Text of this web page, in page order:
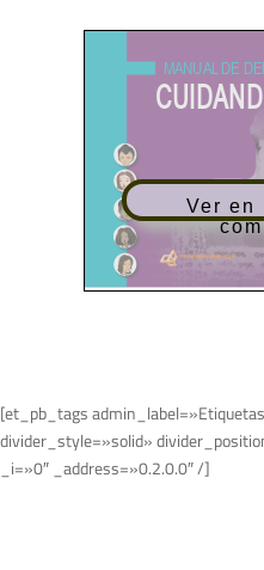
Ver en
[et_pb_tags
divider_style=»solid»
_i=»0″ _address=»0.2.0.0″ /]